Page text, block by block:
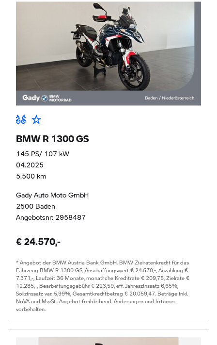
BMW R 1300 GS
145 PS/ 107 kW
04.2025
5.500 km
Gady Auto Moto GmbH
2500 Baden
Angebotsnr: 2958487
€ 24.570,-
* Angebot der BMW Austria Bank GmbH. BMW Zielratenkredit für das
Fahrzeug BMW R 1300 GS, Anschaffungswert € 24.570,-, Anzahlung €
7.371,-, Laufzeit 36 Monate, monatliche Kreditrate € 209,75, Zielrate €
12.285,-, Bearbeitungsgebühr € 223,59, eff. Jahreszinssatz 6,65%,
Sollzinssatz var. 5,99%, Gesamtkreditbetrag € 20.059,47. Beträge inkl.
NoVA und MwSt.. Angebot freibleibend. Änderungen und Irrtümer
vorbehalten.